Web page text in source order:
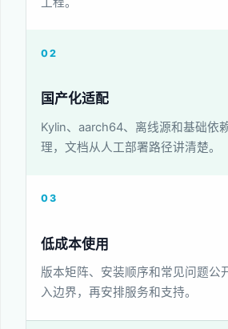
02
国产化适配
Kylin、aarch64、离线源和基础依
理，文档从人工部署路径讲清楚。
03
低成本使用
版本矩阵、安装顺序和常见问题公
入边界，再安排服务和支持。